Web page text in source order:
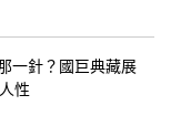
一針？國巨典藏展
性